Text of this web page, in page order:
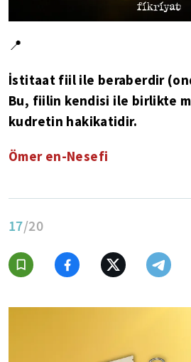
📍
İstitaat fiil ile beraberdir
Bu, fiilin kendisi ile birlikte
kudretin hakikatidir.
Ömer en-Nesefi
17/20